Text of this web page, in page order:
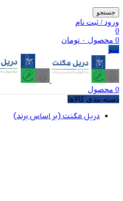
جستجو
ورود / ثبت نام
0
0 محصول ۰ تومان
منو
0 محصول
دسته بندی کالاها
دریل مگنت (بر اساس برند)